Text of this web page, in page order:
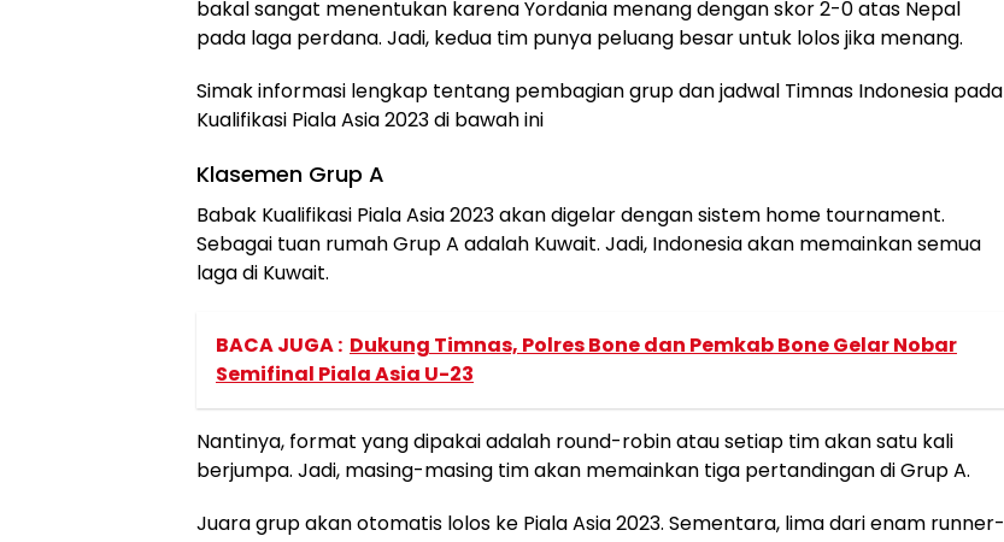
bakal sangat menentukan karena Yordania menang dengan skor 2-0 atas Nepal
pada laga perdana. Jadi, kedua tim punya peluang besar untuk lolos jika menang.
Simak informasi lengkap tentang pembagian grup dan jadwal Timnas Indonesia pada
Kualifikasi Piala Asia 2023 di bawah ini
Klasemen Grup A
Babak Kualifikasi Piala Asia 2023 akan digelar dengan sistem home tournament.
Sebagai tuan rumah Grup A adalah Kuwait. Jadi, Indonesia akan memainkan semua
laga di Kuwait.
BACA JUGA : Dukung Timnas, Polres Bone dan Pemkab Bone Gelar Nobar
Semifinal Piala Asia U-23
Nantinya, format yang dipakai adalah round-robin atau setiap tim akan satu kali
berjumpa. Jadi, masing-masing tim akan memainkan tiga pertandingan di Grup A.
Juara grup akan otomatis lolos ke Piala Asia 2023. Sementara, lima dari enam runner-